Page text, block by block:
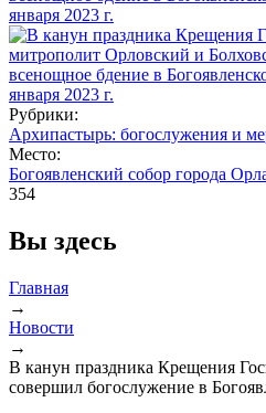
Рубрики:
Архипастырь: богослужения и
Место:
Богоявленский собор города
354
Вы здесь
Главная
→
Новости
→
В канун праздника Крещения
совершил богослужение в